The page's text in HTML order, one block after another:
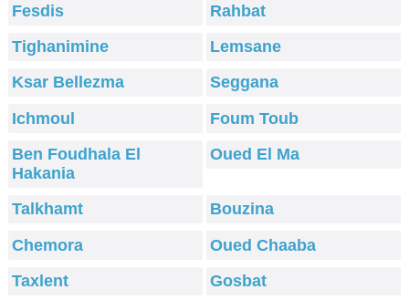
Fesdis
Rahbat
Tighanimine
Lemsane
Ksar Bellezma
Seggana
Ichmoul
Foum Toub
Ben Foudhala El
Hakania
Oued El Ma
Talkhamt
Bouzina
Chemora
Oued Chaaba
Taxlent
Gosbat